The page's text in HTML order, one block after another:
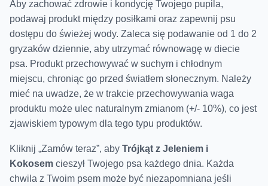
Aby zachować zdrowie i kondycję Twojego pupila,
podawaj produkt między posiłkami oraz zapewnij psu
dostępu do świeżej wody. Zaleca się podawanie od 1 do 2
gryzaków dziennie, aby utrzymać równowagę w diecie
psa. Produkt przechowywać w suchym i chłodnym
miejscu, chroniąc go przed światłem słonecznym. Należy
mieć na uwadze, że w trakcie przechowywania waga
produktu może ulec naturalnym zmianom (+/- 10%), co jest
zjawiskiem typowym dla tego typu produktów.
Kliknij „Zamów teraz”, aby Trójkąt z Jeleniem i
Kokosem cieszył Twojego psa każdego dnia. Każda
chwila z Twoim psem może być niezapomniana jeśli